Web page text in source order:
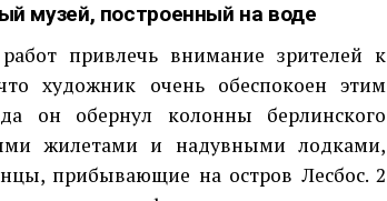
музей, построенный на воде
привлечь внимание зрителей к
художник очень обеспокоен этим
он обернул колонны берлинского
жилетами и надувными лодками,
прибывающие на остров Лесбос. 2